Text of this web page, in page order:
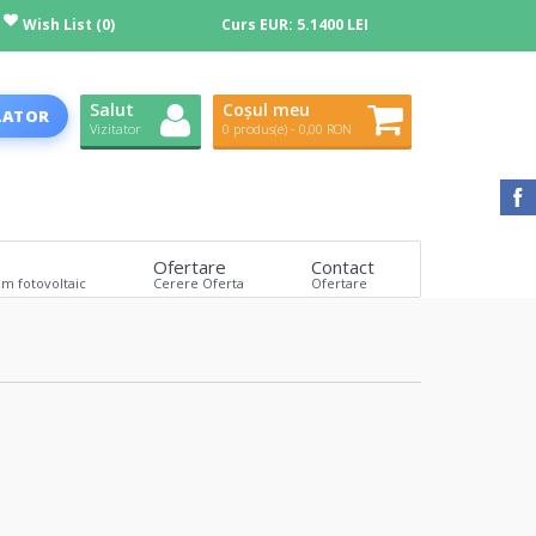
Wish List (0) Curs EUR: 5.1400 LEI
Salut
Vizitator
Coșul meu
0 produs(e) - 0,00 RON
fotovoltaic
Ofertare
Cerere Oferta
Contact
Ofertare